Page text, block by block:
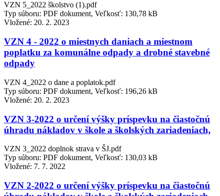
VZN 5_2022 školstvo (1).pdf
Typ súboru: PDF dokument, Veľkosť: 130,78 kB
Vložené: 20. 2. 2023
VZN 4 - 2022 o miestnych daniach a miestnom
poplatku za komunálne odpady a drobné stavebné
odpady
VZN 4_2022 o dane a poplatok.pdf
Typ súboru: PDF dokument, Veľkosť: 196,26 kB
Vložené: 20. 2. 2023
VZN 3-2022 o určení výšky príspevku na čiastočnú
úhradu nákladov v škole a školských zariadeniach,
VZN 3_2022 doplnok strava v ŠJ.pdf
Typ súboru: PDF dokument, Veľkosť: 130,03 kB
Vložené: 7. 7. 2022
VZN 2-2022 o určení výšky príspevku na čiastočnú